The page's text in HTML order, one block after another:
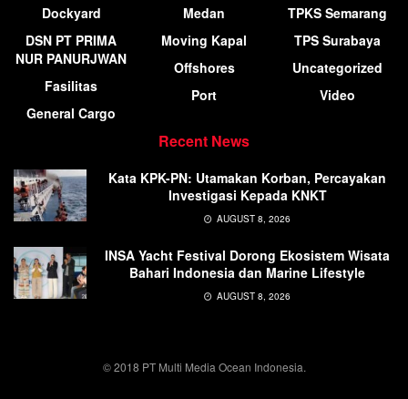
Dockyard
DSN PT PRIMA
NUR PANURJWAN
Fasilitas
General Cargo
Medan
Moving Kapal
Offshores
Port
TPKS Semarang
TPS Surabaya
Uncategorized
Video
Recent News
Kata KPK-PN: Utamakan Korban, Percayakan
Investigasi Kepada KNKT
AUGUST 8, 2026
INSA Yacht Festival Dorong Ekosistem Wisata
Bahari Indonesia dan Marine Lifestyle
AUGUST 8, 2026
© 2018 PT Multi Media Ocean Indonesia.